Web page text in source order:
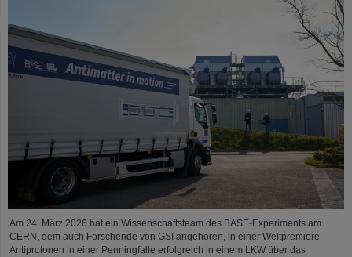
Am 24. März 2026 hat ein Wissenschaftsteam des BASE-Experiments am
CERN, dem auch Forschende von GSI angehören, in einer Weltpremiere
Antiprotonen in einer Penningfalle erfolgreich in einem LKW über das